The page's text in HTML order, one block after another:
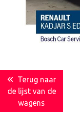
Terug naar
de lijst van de
wagens